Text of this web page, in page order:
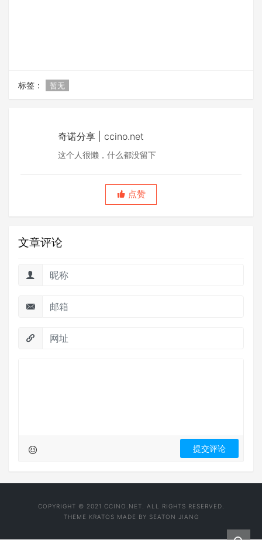
标签： 暂无
奇诺分享 | ccino.net
这个人很懒，什么都没留下
点赞
文章评论
COPYRIGHT © 2021 CCINO.NET. ALL RIGHTS RESERVED.
THEME KRATOS MADE BY SEATON JIANG